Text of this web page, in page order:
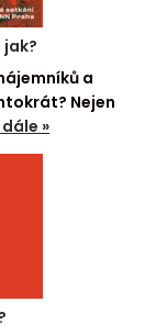
jak?
a
Nejen
»